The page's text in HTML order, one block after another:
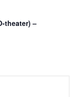
theater) –